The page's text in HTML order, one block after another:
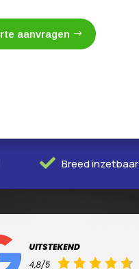
aanvragen
 Breed inzetbaar